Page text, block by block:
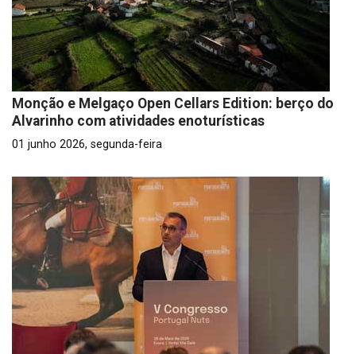
Monção e Melgaço Open Cellars Edition: berço do
Alvarinho com atividades enoturísticas
01 junho 2026, segunda-feira